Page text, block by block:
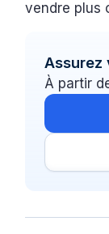
vendre plus
Assurez
À partir